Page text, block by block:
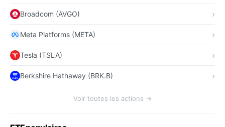
Broadcom (AVGO)
Meta Platforms (META)
Tesla (TSLA)
Berkshire Hathaway (BRK.B)
Voir toutes les actions →